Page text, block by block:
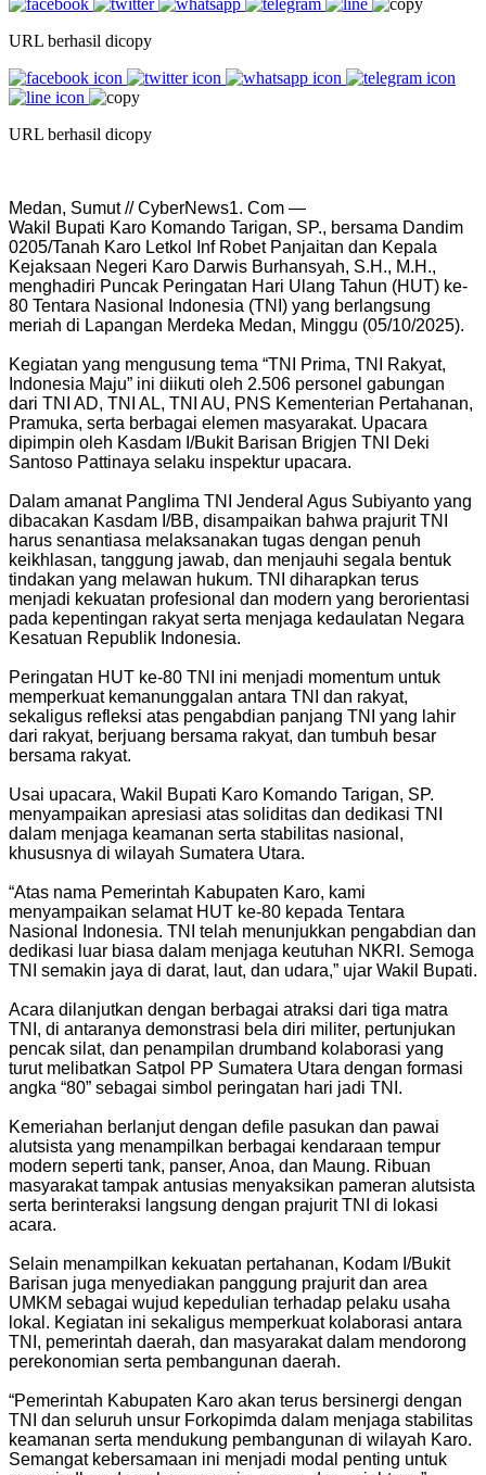
URL berhasil dicopy
URL berhasil dicopy
Medan, Sumut // CyberNews1. Com —
Wakil Bupati Karo Komando Tarigan, SP., bersama Dandim
0205/Tanah Karo Letkol Inf Robet Panjaitan dan Kepala
Kejaksaan Negeri Karo Darwis Burhansyah, S.H., M.H.,
menghadiri Puncak Peringatan Hari Ulang Tahun (HUT) ke-
80 Tentara Nasional Indonesia (TNI) yang berlangsung
meriah di Lapangan Merdeka Medan, Minggu (05/10/2025).
Kegiatan yang mengusung tema “TNI Prima, TNI Rakyat,
Indonesia Maju” ini diikuti oleh 2.506 personel gabungan
dari TNI AD, TNI AL, TNI AU, PNS Kementerian Pertahanan,
Pramuka, serta berbagai elemen masyarakat. Upacara
dipimpin oleh Kasdam I/Bukit Barisan Brigjen TNI Deki
Santoso Pattinaya selaku inspektur upacara.
Dalam amanat Panglima TNI Jenderal Agus Subiyanto yang
dibacakan Kasdam I/BB, disampaikan bahwa prajurit TNI
harus senantiasa melaksanakan tugas dengan penuh
keikhlasan, tanggung jawab, dan menjauhi segala bentuk
tindakan yang melawan hukum. TNI diharapkan terus
menjadi kekuatan profesional dan modern yang berorientasi
pada kepentingan rakyat serta menjaga kedaulatan Negara
Kesatuan Republik Indonesia.
Peringatan HUT ke-80 TNI ini menjadi momentum untuk
memperkuat kemanunggalan antara TNI dan rakyat,
sekaligus refleksi atas pengabdian panjang TNI yang lahir
dari rakyat, berjuang bersama rakyat, dan tumbuh besar
bersama rakyat.
Usai upacara, Wakil Bupati Karo Komando Tarigan, SP.
menyampaikan apresiasi atas soliditas dan dedikasi TNI
dalam menjaga keamanan serta stabilitas nasional,
khususnya di wilayah Sumatera Utara.
“Atas nama Pemerintah Kabupaten Karo, kami
menyampaikan selamat HUT ke-80 kepada Tentara
Nasional Indonesia. TNI telah menunjukkan pengabdian dan
dedikasi luar biasa dalam menjaga keutuhan NKRI. Semoga
TNI semakin jaya di darat, laut, dan udara,” ujar Wakil Bupati.
Acara dilanjutkan dengan berbagai atraksi dari tiga matra
TNI, di antaranya demonstrasi bela diri militer, pertunjukan
pencak silat, dan penampilan drumband kolaborasi yang
turut melibatkan Satpol PP Sumatera Utara dengan formasi
angka “80” sebagai simbol peringatan hari jadi TNI.
Kemeriahan berlanjut dengan defile pasukan dan pawai
alutsista yang menampilkan berbagai kendaraan tempur
modern seperti tank, panser, Anoa, dan Maung. Ribuan
masyarakat tampak antusias menyaksikan pameran alutsista
serta berinteraksi langsung dengan prajurit TNI di lokasi
acara.
Selain menampilkan kekuatan pertahanan, Kodam I/Bukit
Barisan juga menyediakan panggung prajurit dan area
UMKM sebagai wujud kepedulian terhadap pelaku usaha
lokal. Kegiatan ini sekaligus memperkuat kolaborasi antara
TNI, pemerintah daerah, dan masyarakat dalam mendorong
perekonomian serta pembangunan daerah.
“Pemerintah Kabupaten Karo akan terus bersinergi dengan
TNI dan seluruh unsur Forkopimda dalam menjaga stabilitas
keamanan serta mendukung pembangunan di wilayah Karo.
Semangat kebersamaan ini menjadi modal penting untuk